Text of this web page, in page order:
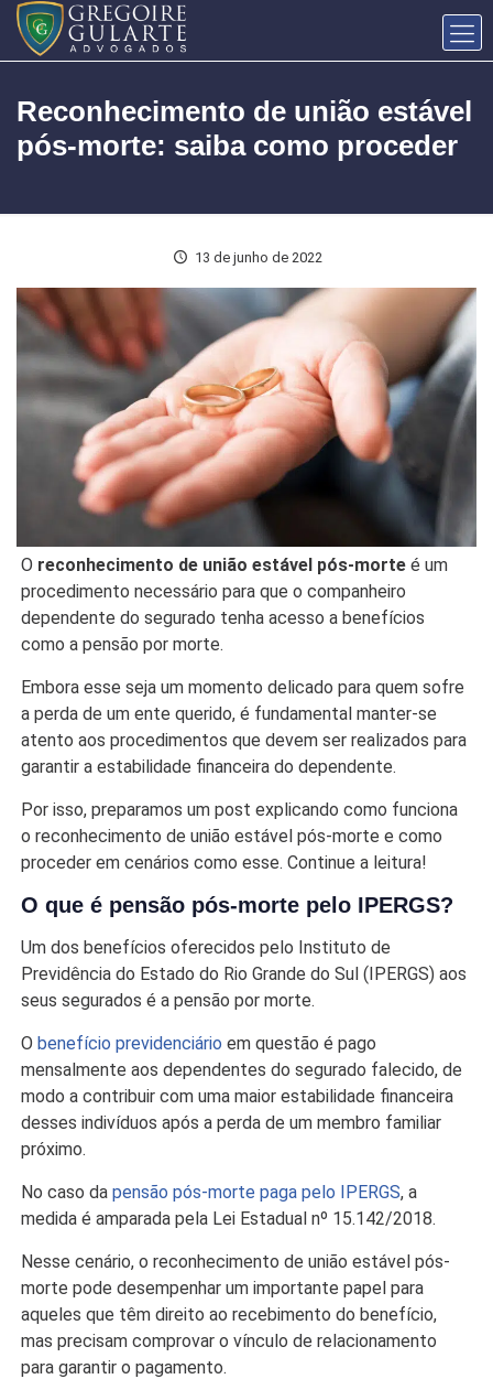
Reconhecimento de união estável
pós-morte: saiba como proceder
13 de junho de 2022
O reconhecimento de união estável pós-morte é um
procedimento necessário para que o companheiro
dependente do segurado tenha acesso a benefícios
como a pensão por morte.
Embora esse seja um momento delicado para quem sofre
a perda de um ente querido, é fundamental manter-se
atento aos procedimentos que devem ser realizados para
garantir a estabilidade financeira do dependente.
Por isso, preparamos um post explicando como funciona
o reconhecimento de união estável pós-morte e como
proceder em cenários como esse. Continue a leitura!
O que é pensão pós-morte pelo IPERGS?
Um dos benefícios oferecidos pelo Instituto de
Previdência do Estado do Rio Grande do Sul (IPERGS) aos
seus segurados é a pensão por morte.
Obenefício previdenciário em questão é pago
mensalmente aos dependentes do segurado falecido, de
modo a contribuir com uma maior estabilidade financeira
desses indivíduos após a perda de um membro familiar
próximo.
No caso dapensão pós-morte paga pelo IPERGS, a
medida é amparada pela Lei Estadual nº 15.142/2018.
Nesse cenário, o reconhecimento de união estável pós-
morte pode desempenhar um importante papel para
aqueles que têm direito ao recebimento do benefício,
mas precisam comprovar o vínculo de relacionamento
para garantir o pagamento.